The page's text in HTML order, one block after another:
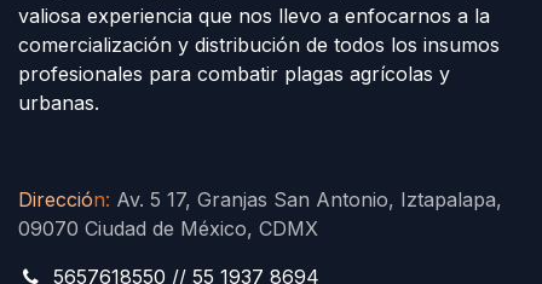
valiosa experiencia que nos llevo a enfocarnos a la
comercialización y distribución de todos los insumos
profesionales para combatir plagas agrícolas y
urbanas.
Dirección: Av. 5 17, Granjas San Antonio, Iztapalapa,
09070 Ciudad de México, CDMX
5657618550 // 55 1937 8694